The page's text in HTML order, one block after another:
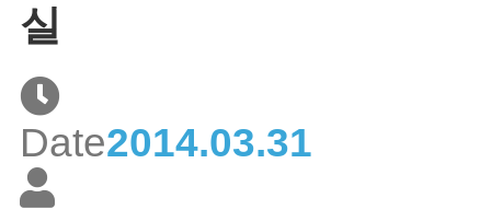
실
Date2014.03.31